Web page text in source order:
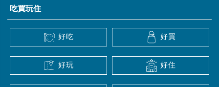
吃買玩住
好吃 好買
好玩 好住